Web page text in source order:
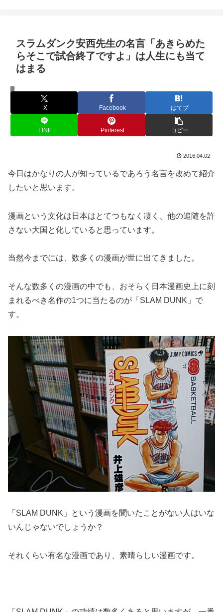
スラムダンク安西先生の名言「あきらめた
らそこで試合終了ですよ」は人生にも当て
はまる
人生
X Facebook はてブ
LINE Pinterest コピー
2016.04.02
今日はかなりの人が知っているであろう名言を改めて紹介
したいと思います。
漫画という文化は日本はとてつもなく凄く、他の追随を許
さない大国と化していると思っています。
当然今までには、数多くの漫画が世に出てきました。
そんな数多くの漫画の中でも、おそらく日本漫画史上に刻
まれるべき名作の1つに当たるのが「SLAM DUNK」で
す。
「SLAM DUNK」という漫画を聞いたことがない人はいな
いんじゃないでしょうか？
それくらい有名な漫画であり、素晴らしい漫画です。